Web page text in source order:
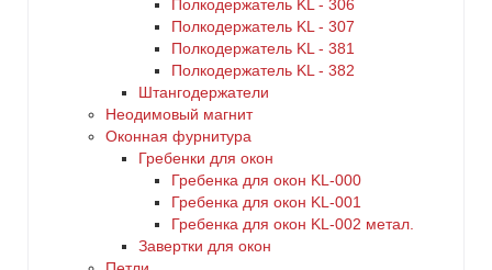
Полкодержатель KL - 306
Полкодержатель KL - 307
Полкодержатель KL - 381
Полкодержатель KL - 382
Штангодержатели
Неодимовый магнит
Оконная фурнитура
Гребенки для окон
Гребенка для окон KL-000
Гребенка для окон KL-001
Гребенка для окон KL-002 метал.
Завертки для окон